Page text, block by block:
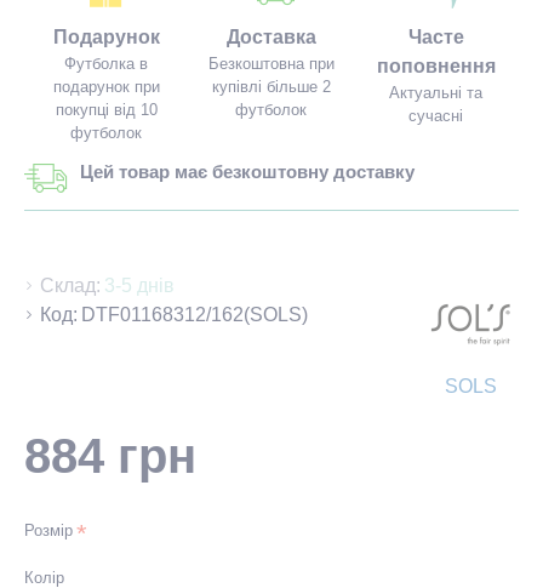
Подарунок
Футболка в
подарунок при
покупці від 10
футболок
Доставка
Безкоштовна при
купівлі більше 2
футболок
Часте
поповнення
Актуальні та
сучасні
Цей товар має безкоштовну доставку
Склад: 3-5 днів
Код: DTF01168312/162(SOLS)
SOLS
884 грн
Розмір
Колір